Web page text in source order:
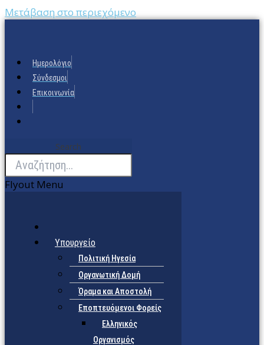
Μετάβαση στο περιεχόμενο
Ημερολόγιο
Σύνδεσμοι
Επικοινωνία
Search
Flyout Menu
Υπουργείο
Πολιτική Ηγεσία
Οργανωτική Δομή
Όραμα και Αποστολή
Εποπτευόμενοι Φορείς
Eλληνικός
Οργανισμός